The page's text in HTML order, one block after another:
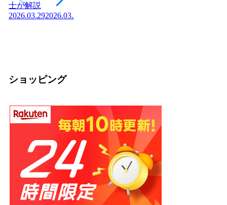
士が解説
2026.03.292026.03.29
ショッピング